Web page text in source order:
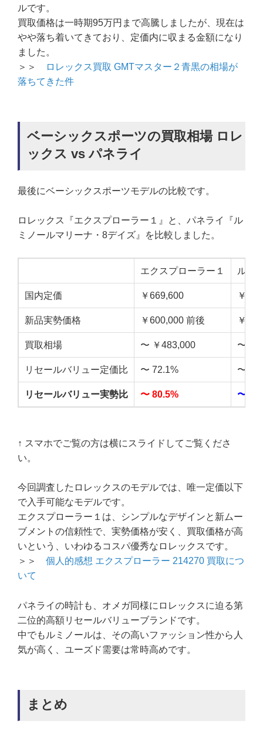
ルです。
買取価格は一時期95万円まで高騰しましたが、現在は
やや落ち着いてきており、定価内に収まる金額になり
ました。
＞＞
ロレックス買取 GMTマスター２青黒の相場が
落ちてきた件
ベーシックスポーツの買取相場 ロレ
ックス vs パネライ
最後にベーシックスポーツモデルの比較です。
ロレックス『エクスプローラー１』と、パネライ『ル
ミノールマリーナ・8デイズ』を比較しました。
エクスプローラー１ ルミ
国内定価 ￥669,600 ￥
新品実勢価格 ￥600,000 前後 ￥
買取相場 〜 ￥483,000 〜 ￥
リセールバリュー定価比 〜 72.1% 〜
リセールバリュー実勢比 〜 80.5% 〜
↑ スマホでご覧の方は横にスライドしてご覧くださ
い。
今回調査したロレックスのモデルでは、唯一定価以下
で入手可能なモデルです。
エクスプローラー１は、シンプルなデザインと新ムー
ブメントの信頼性で、実勢価格が安く、買取価格が高
いという、いわゆるコスパ優秀なロレックスです。
＞＞ 個人的感想 エクスプローラー 214270 買取につ
いて
パネライの時計も、オメガ同様にロレックスに迫る第
二位的高額リセールバリューブランドです。
中でもルミノールは、その高いファッション性から人
気が高く、ユーズド需要は常時高めです。
まとめ